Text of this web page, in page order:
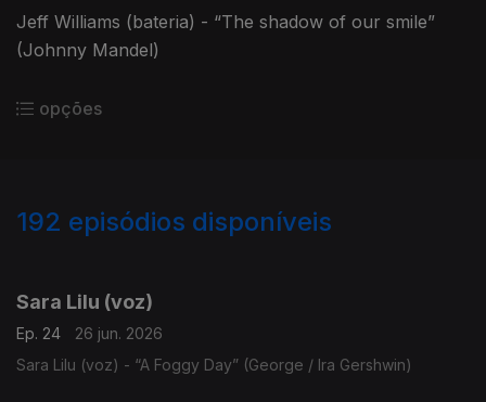
Jeff Williams (bateria) - “The shadow of our smile”
(Johnny Mandel)
opções
192 episódios disponíveis
Sara Lilu (voz)
Ep. 24
26 jun. 2026
Sara Lilu (voz) - “A Foggy Day” (George / Ira Gershwin)